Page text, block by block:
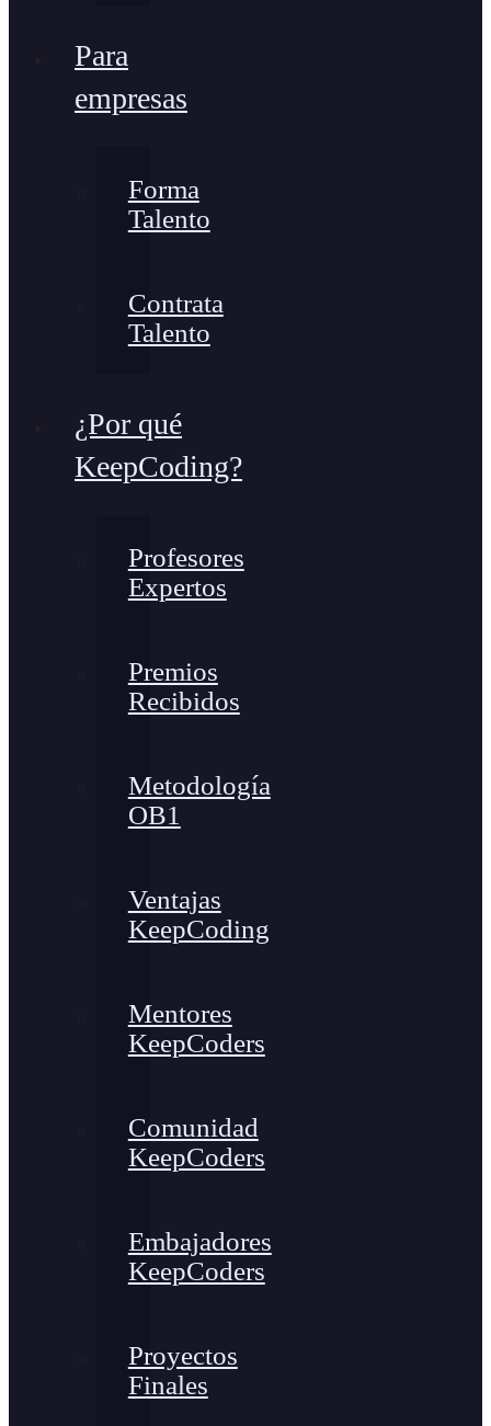
Para
empresas
Forma
Talento
Contrata
Talento
¿Por qué
KeepCoding?
Profesores
Expertos
Premios
Recibidos
Metodología
OB1
Ventajas
KeepCoding
Mentores
KeepCoders
Comunidad
KeepCoders
Embajadores
KeepCoders
Proyectos
Finales